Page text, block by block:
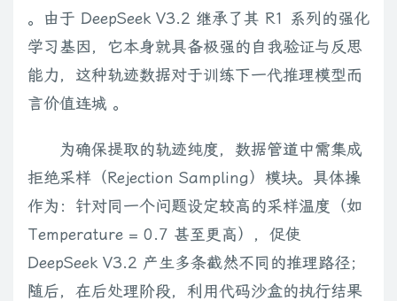
。由于 DeepSeek V3.2 继承了其 R1 系列的强化
学习基因，它本身就具备极强的自我验证与反思
能力，这种轨迹数据对于训练下一代推理模型而
言价值连城 。
为确保提取的轨迹纯度，数据管道中需集成
拒绝采样（Rejection Sampling）模块。具体操
作为：针对同一个问题设定较高的采样温度（如
Temperature = 0.7 甚至更高），促使
DeepSeek V3.2 产生多条截然不同的推理路径；
随后，在后处理阶段，利用代码沙盒的执行结果